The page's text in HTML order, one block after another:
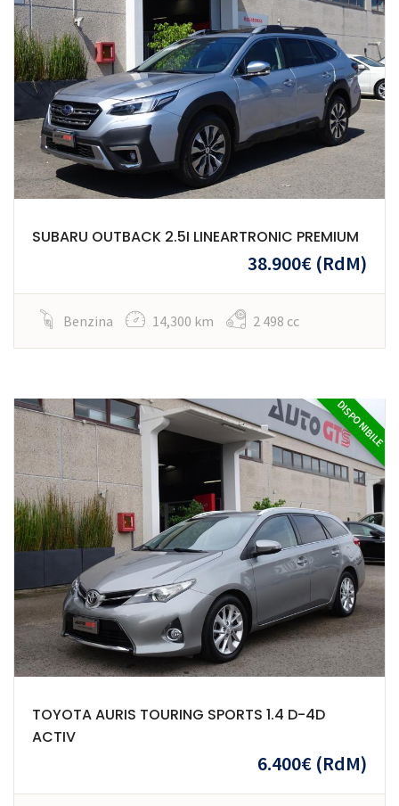
SUBARU OUTBACK 2.5I LINEARTRONIC PREMIUM
38.900€ (RdM)
Benzina 14,300 km 2 498 cc
DISPONIBILE
TOYOTA AURIS TOURING SPORTS 1.4 D-4D
ACTIV
6.400€ (RdM)